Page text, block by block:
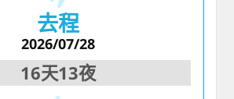
去程
2026/07/28
16天13夜